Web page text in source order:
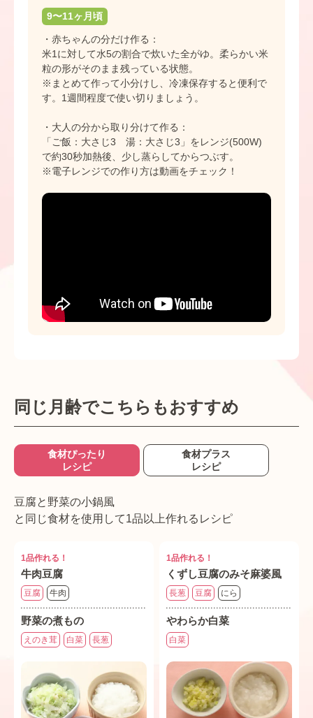
9〜11ヶ月頃
・赤ちゃんの分だけ作る：
米1に対して水5の割合で炊いた全がゆ。柔らかい米
粒の形がそのまま残っている状態。
※まとめて作って小分けし、冷凍保存すると便利で
す。1週間程度で使い切りましょう。
・大人の分から取り分けて作る：
「ご飯：大さじ3 湯：大さじ3」をレンジ(500W)
で約30秒加熱後、少し蒸らしてからつぶす。
※電子レンジでの作り方は動画をチェック！
同じ月齢でこちらもおすすめ
食材ぴったり
レシピ
食材プラス
レシピ
豆腐と野菜の小鍋風
と同じ食材を使用して1品以上作れるレシピ
1品作れる！
牛肉豆腐
豆腐 牛肉
野菜の煮もの
えのき茸 白菜 長葱
1品作れる！
くずし豆腐のみそ麻婆風
長葱 豆腐 にら
やわらか白菜
白菜